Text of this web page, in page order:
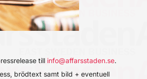
till info@affarsstaden.se.
brödtext samt bild + eventuell